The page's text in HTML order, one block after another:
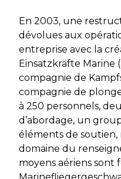
En 2003, une
dévolues aux
entreprise avec la
Einsatzkräfte Marine
compagnie de
compagnie de
à 250 personnels,
d’abordage, un
éléments de
domaine du
moyens aériens sont